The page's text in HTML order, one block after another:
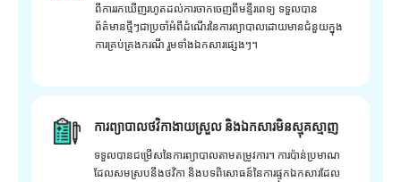
ពីការរកឃើញរហូតដល់ការចាកចេញពីមន្ទីរពេទ្យ ទទួលបាន
ព័ត៌មានថ្មីៗជាប្រចាំអំពីដំណើរនៃការព្យាបាលដោយមានជំនួយក្នុង
ការគ្រប់គ្រងករណី រួមទាំងឯកសារផ្សេងៗ។
ការព្យាបាលថវិកាងាយស្រួល និងឯកសារមិនស្មុគស្មាញ
ទទួលបានជម្រើសនៃការព្យាបាលតាមតម្រូវការ។ ការប៉ាន់ប្រមាណ
ដែលសមស្របនឹងថវិកា និងបទពិសោធន៍នៃការផ្ទុកឯកសារដែល